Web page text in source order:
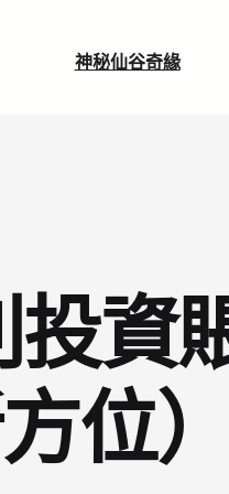
神秘仙谷奇緣
資
位